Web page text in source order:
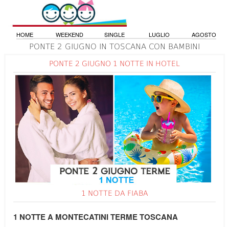
HOME WEEKEND SINGLE LUGLIO AGOSTO
PONTE 2 GIUGNO IN TOSCANA CON BAMBINI
PONTE 2 GIUGNO 1 NOTTE IN HOTEL
1 NOTTE DA FIABA
1 NOTTE A MONTECATINI TERME TOSCANA